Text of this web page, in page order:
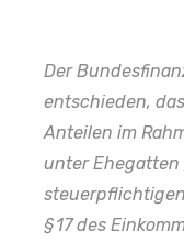
Der
entschieden,
Anteilen im
unter
§ 17 des